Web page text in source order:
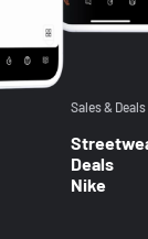
Sales & Deals
Deals
Nike